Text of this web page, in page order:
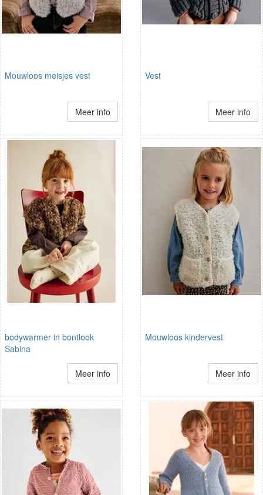
Mouwloos meisjes vest
Meer info
Vest
Meer info
bodywarmer in bontlook
Sabina
Meer info
Mouwloos kindervest
Meer info